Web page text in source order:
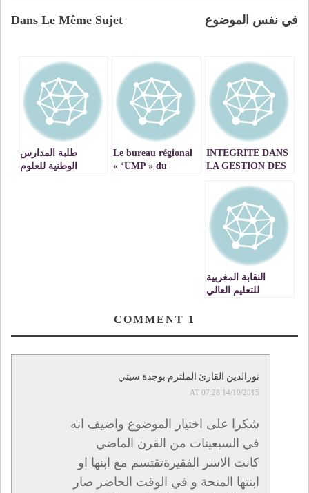
Dans Le Même Sujet في نفس الموضوع
INTEGRITE DANS
LA GESTION DES
L’EAU :
L’UNIVERSITE AL
AKHAWAYN
ORGANISE SON
QUATRIEME
ATELIER
NATIONAL
Le bureau régional
« ‘UMP » du
طلبة المدارس
الوطنية للعلوم
النقابة المغربية
للتعليم العالي
يتعرض لها الأساتدة
1
نورالدين القارئ الملتزم بوجدة سيتي
14/10/2015 AT 07:28
شكرا على اختيار الموضوع واضيف انه
في السبعينات من القرن الماضي
كانت الاسر الفقيرةتقتسم مع ابنها او
ابنتها المنحة و في الوقت الحاضر صار